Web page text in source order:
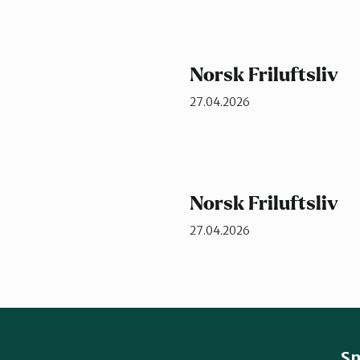
Norsk Friluftsliv
27.04.2026
Norsk Friluftsliv
27.04.2026